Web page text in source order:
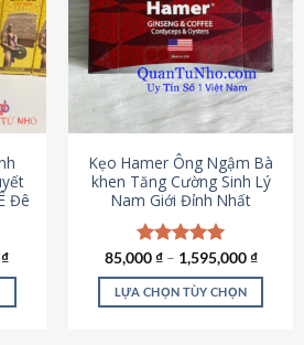
thể.
Các
tùy
chọn
có
thể
được
chọn
trên
trang
sản
phẩm
Đê
₫
Kẹo Hamer Ông Ngậm Bà
khen Tăng Cường Sinh Lý
Nam Giới Đỉnh Nhất
Được xếp
hạng5.00
5 sao
85,000₫– 1,595,000₫
LỰA CHỌN TÙY CHỌN